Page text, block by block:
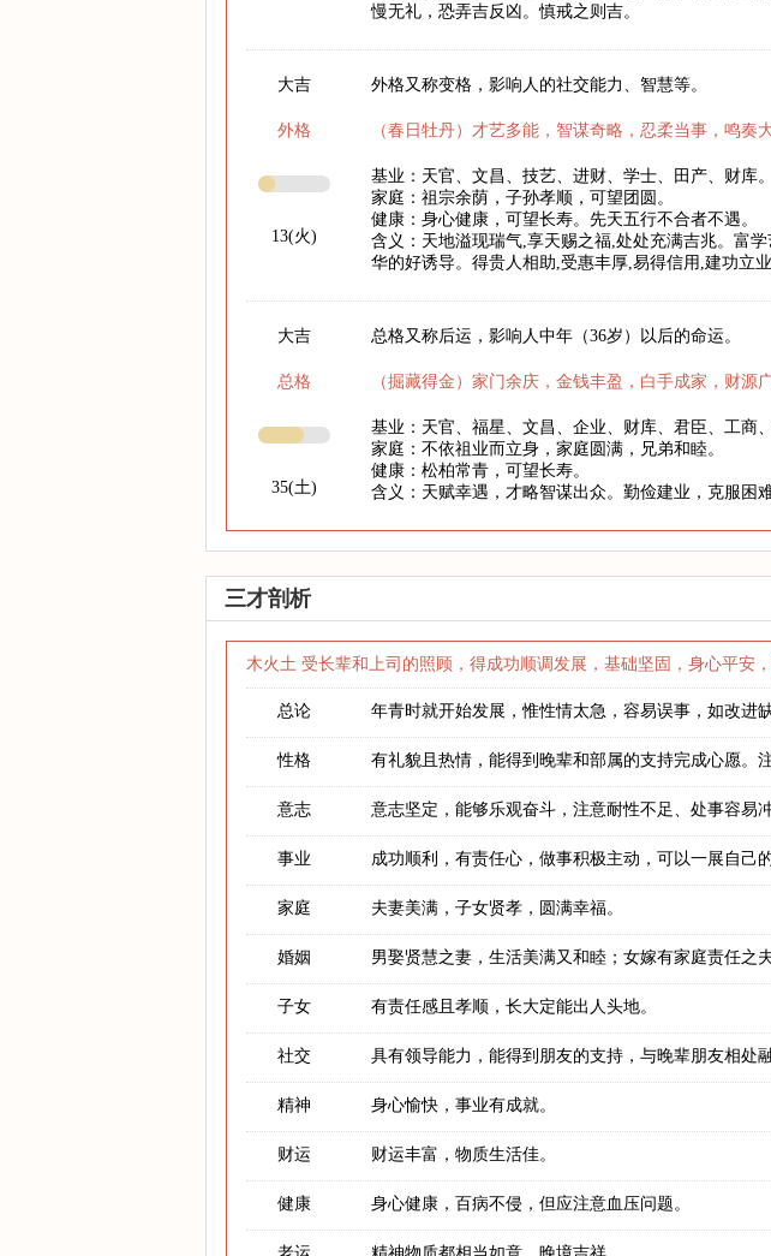
慢无礼，恐弄吉反凶。慎戒之则吉。
大吉
外格
13(火)
外格又称变格，影响人的社交能力、智慧等。
（春日牡丹）才艺多能，智谋奇略，忍柔当事，鸣奏大
基业：天官、文昌、技艺、进财、学士、田产、财库。
家庭：祖宗余荫，子孙孝顺，可望团圆。
健康：身心健康，可望长寿。先天五行不合者不遇。
含义：天地溢现瑞气,享天赐之福,处处充满吉兆。富
华的好诱导。得贵人相助,受惠丰厚,易得信用,建功立
大吉
总格
35(土)
总格又称后运，影响人中年（36岁）以后的命运。
（掘藏得金）家门余庆，金钱丰盈，白手成家，财源广
基业：天官、福星、文昌、企业、财库、君臣、工商、
家庭：不依祖业而立身，家庭圆满，兄弟和睦。
健康：松柏常青，可望长寿。
含义：天赋幸遇，才略智谋出众。勤俭建业，克服困
三才剖析
木火土 受长辈和上司的照顾，得成功顺调发展，基础坚固，身心平安
总论 年青时就开始发展，惟性情太急，容易误事，如改进
性格 有礼貌且热情，能得到晚辈和部属的支持完成心愿。
意志 意志坚定，能够乐观奋斗，注意耐性不足、处事容易
事业 成功顺利，有责任心，做事积极主动，可以一展自己的
家庭 夫妻美满，子女贤孝，圆满幸福。
婚姻 男娶贤慧之妻，生活美满又和睦；女嫁有家庭责任之
子女 有责任感且孝顺，长大定能出人头地。
社交 具有领导能力，能得到朋友的支持，与晚辈朋友相处融
精神 身心愉快，事业有成就。
财运 财运丰富，物质生活佳。
健康 身心健康，百病不侵，但应注意血压问题。